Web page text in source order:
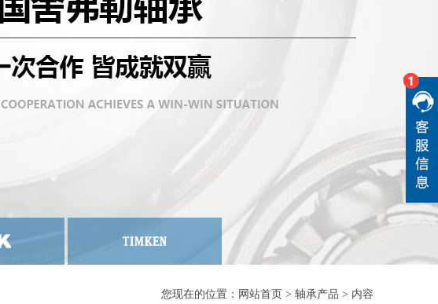
您现在的位置： 网站首页 > 轴承产品 > 内容